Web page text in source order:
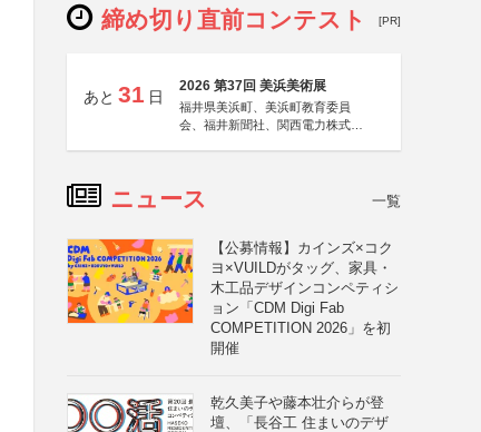
締め切り直前コンテスト [PR]
あと 31 日
2026 第37回 美浜美術展
福井県美浜町、美浜町教育委員
会、福井新聞社、関西電力株式会
ニュース 一覧
【公募情報】カインズ×コク
ヨ×VUILDがタッグ、家具・
木工品デザインコンペティシ
ョン「CDM Digi Fab
COMPETITION 2026」を初
開催
乾久美子や藤本壮介らが登
壇、「長谷工 住まいのデザ